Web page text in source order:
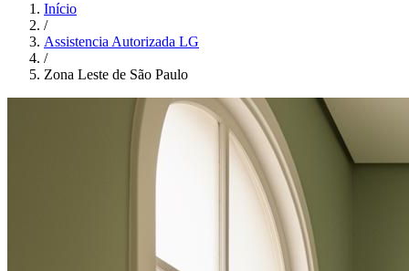
Início
/
Assistencia Autorizada LG
/
Zona Leste de São Paulo